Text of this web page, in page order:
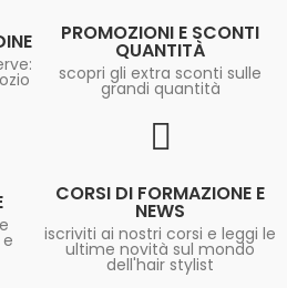
PROMOZIONI E SCONTI
QUANTITÀ
scopri gli extra sconti sulle
grandi quantità
CORSI DI FORMAZIONE E
NEWS
iscriviti ai nostri corsi e leggi le
ultime novità sul mondo
dell'hair stylist